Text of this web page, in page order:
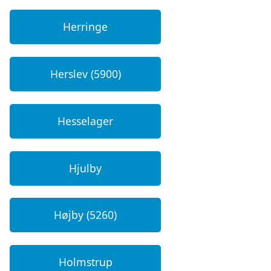
Herringe
Herslev (5900)
Hesselager
Hjulby
Højby (5260)
Holmstrup